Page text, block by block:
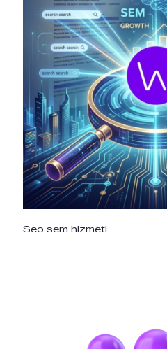
Seo sem hizmeti